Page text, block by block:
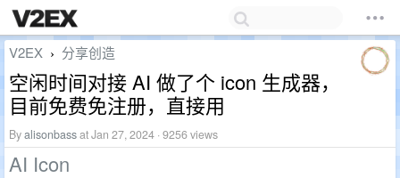
V2EX › 分享创造
空闲时间对接 AI 做了个 icon 生成器，
目前免费免注册，直接用
Byalisonbassat Jan 27, 2024 · 9256 views
AI Icon